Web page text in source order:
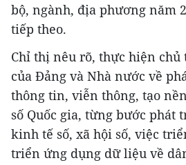
bộ, ngành, địa phương năm
tiếp theo.
Chỉ thị nêu rõ, thực hiện chủ
của Đảng và Nhà nước về
thông tin, viễn thông, tạo
số Quốc gia, từng bước phát
kinh tế số, xã hội số, việc
triển ứng dụng dữ liệu về